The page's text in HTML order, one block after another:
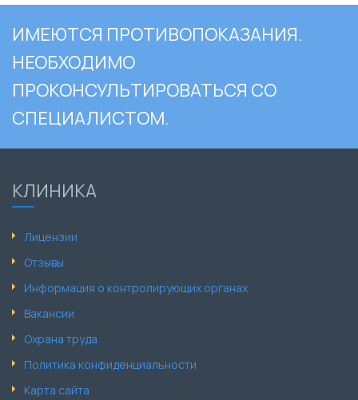
ИМЕЮТСЯ ПРОТИВОПОКАЗАНИЯ.
НЕОБХОДИМО
ПРОКОНСУЛЬТИРОВАТЬСЯ СО
СПЕЦИАЛИСТОМ.
КЛИНИКА
Лицензии
Отзывы
Информация о контролирующих органах
Вакансии
Охрана труда
Политика конфиденциальности
Карта сайта